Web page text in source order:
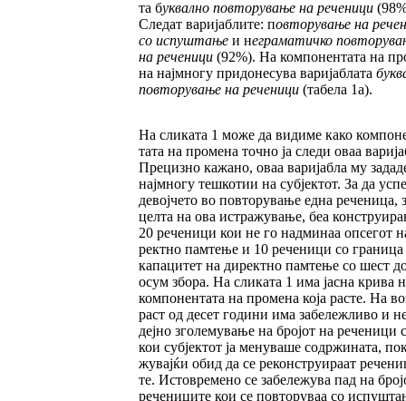
та буквално повторување на реченици
Следат варијаблите: повторување на
со испуштање и неграматичко
на реченици (92%). На компо­нен­та­та на
на најмногу придонесува варијаб­ла­та
повторување на реченици (та­бе­ла 1а).
На сли­ка­та 1 може да видиме како
тата на про­мена точно ја следи оваа
Пре­­циз­но кажано, оваа варијабла му
нај­многу тешкотии на субјектот. За да
девојчето во повторување една рече­ни­ца,
цел­та на ова истражување, беа
20 реченици кои не го надминаа оп­се­гот
ректно памтење и 10 реченици со граница
ка­па­цитет на директно памтење со шест
осум збора. На сликата 1 има јас­на крива
ком­понентата на промена која рас­те. На
раст од десет години има забележ­ли­во и
деј­но зголемување на бројот на рече­ни­ци
кои субјектот ја менуваше содржи­на­та,
жу­вајќи обид да се реконструираат
те. Истовремено се забележува пад на
речениците кои се повторуваа со